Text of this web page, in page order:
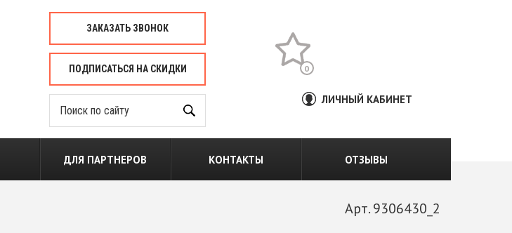
ЗАКАЗАТЬ ЗВОНОК
ПОДПИСАТЬСЯ НА СКИДКИ 0
ЛИЧНЫЙ КАБИНЕТ
ДЛЯ ПАРТНЕРОВ КОНТАКТЫ ОТЗЫВЫ
Арт. 9306430_2